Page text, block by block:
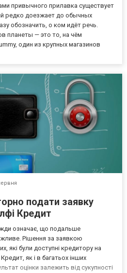
привычного прилавка существует
редко доезжает до обычных
обозначить, о ком идёт речь.
планеты — это то, на чём
один из крупных магазинов
подати заявку
Кредит
означає, що подальше
Рішення за заявкою
які були доступні кредитору на
як і в багатьох інших
оцінки залежить від сукупності